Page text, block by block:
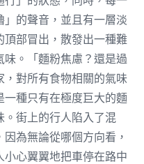
的聲音，並且有一層淡
部冒出，散發出一種難
。「麵粉焦慮？還是過
，對所有食物相關的氣味
種只有在極度巨大的麵
街上的行人陷入了混
為無論從哪個方向看，
心翼翼地把車停在路中